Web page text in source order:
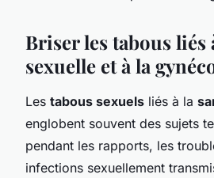
Briser les tabous liés
sexuelle et à la
Les tabous sexuels liés à la
englobent souvent des sujets
pendant les rapports, les
infections sexuellement